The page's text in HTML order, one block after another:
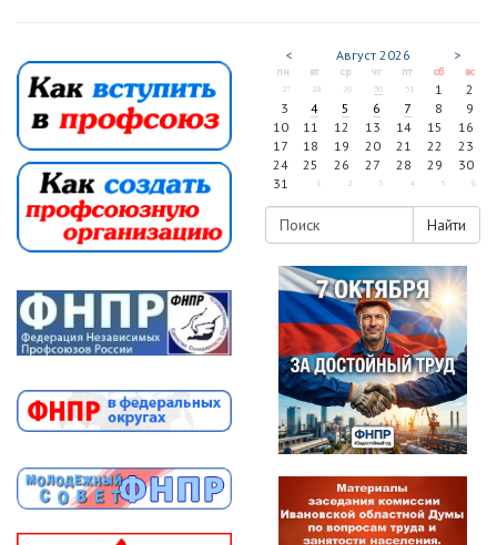
< Август 2026 >
пн вт ср чт пт сб вс
27 28 29 30 31 1
2
3
4 5 6 7 8
9
10
11 12 13 14 15
16
17
18 19 20 21 22
23
24
25 26 27 28 29
30
31
1 2 3 4 5 6
Найти